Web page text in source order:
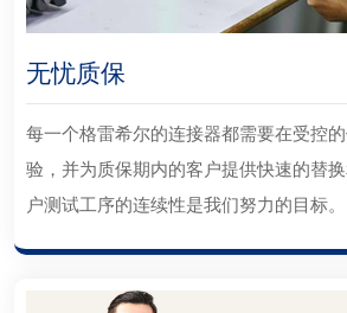
无忧质保
每一个格雷希尔的连接器都需要在受控的
验，并为质保期内的客户提供快速的替
户测试工序的连续性是我们努力的目标。